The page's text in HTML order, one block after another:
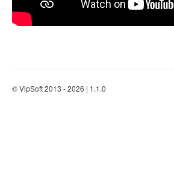
© VipSoft 2013 - 2026 | 1.1.0